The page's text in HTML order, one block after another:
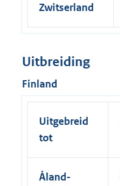
Zwitserland
Uitbreiding
Finland
Uitgebreid
tot
Åland-